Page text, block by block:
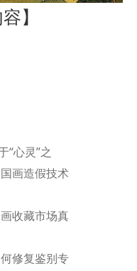
】
“心灵”之
画造假技术
收藏市场真
修复鉴别专